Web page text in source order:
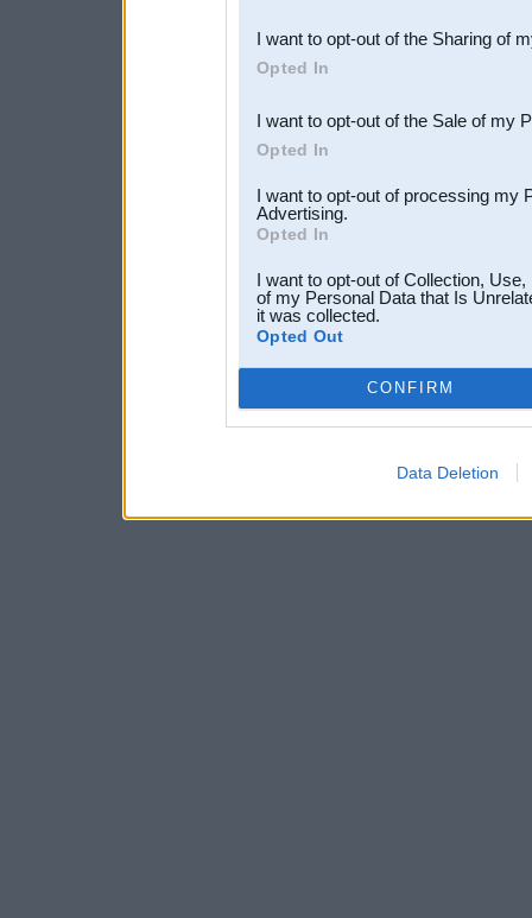
Downstream Participants
third parties.
I want to opt-out of the Sharing of
Opted In
I want to opt-out of the Sale of my
Opted In
I want to opt-out of processing my
Advertising.
Opted In
I want to opt-out of Collection,
of my Personal Data that Is
it was collected.
Opted Out
CONFIRM
Data Deletion